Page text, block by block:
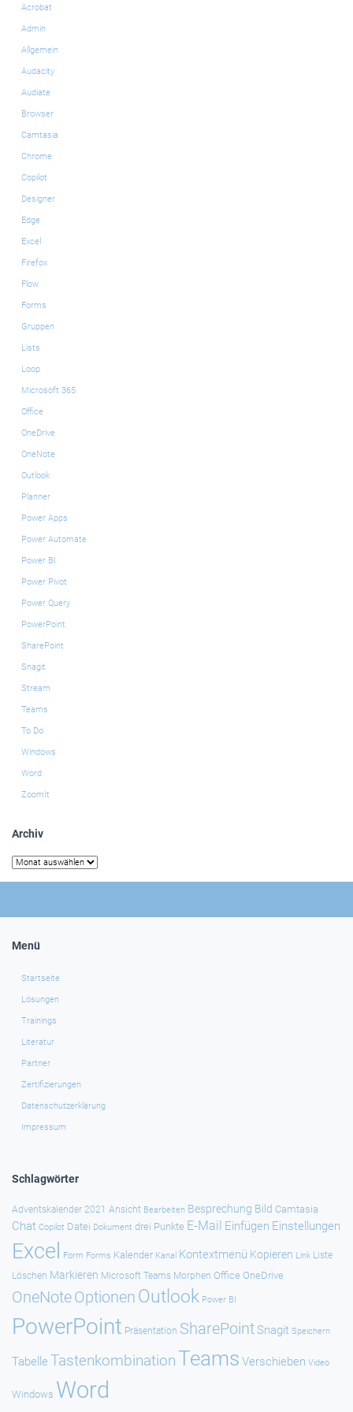
Acrobat
Admin
Allgemein
Audacity
Audiate
Browser
Camtasia
Chrome
Copilot
Designer
Edge
Excel
Firefox
Flow
Forms
Gruppen
Lists
Loop
Microsoft 365
Office
OneDrive
OneNote
Outlook
Planner
Power Apps
Power Automate
Power BI
Power Pivot
Power Query
PowerPoint
SharePoint
Snagit
Stream
Teams
To Do
Windows
Word
ZoomIt
Archiv
Archiv
Menü
Startseite
Lösungen
Trainings
Literatur
Partner
Zertifizierungen
Datenschutzerklärung
Impressum
Schlagwörter
Adventskalender 2021 Ansicht Bearbeiten Besprechung Bild Camtasia
Chat Copilot Datei Dokument drei Punkte E-Mail Einfügen Einstellungen
Excel Form Forms Kalender Kanal Kontextmenü Kopieren Link Liste
Löschen Markieren Microsoft Teams Morphen Office OneDrive
OneNoteOptionen Outlook Power BI
PowerPoint Präsentation SharePointSnagit Speichern
Tabelle TastenkombinationTeams Verschieben Video
Windows Word